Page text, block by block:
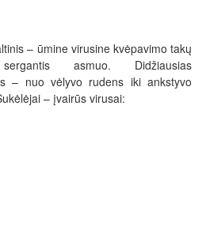
– ūmine virusine kvėpavimo takų
asmuo. Didžiausias
– nuo vėlyvo rudens iki ankstyvo
– įvairūs virusai: